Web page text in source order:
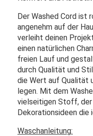
Der Washed Cord ist
angenehm auf der
verleiht deinen
einen natürlichen
freien Lauf und
durch Qualität und
die Wert auf Qualität
legen. Mit dem
vielseitigen Stoff,
Dekorationsideen die
Waschanleitung: